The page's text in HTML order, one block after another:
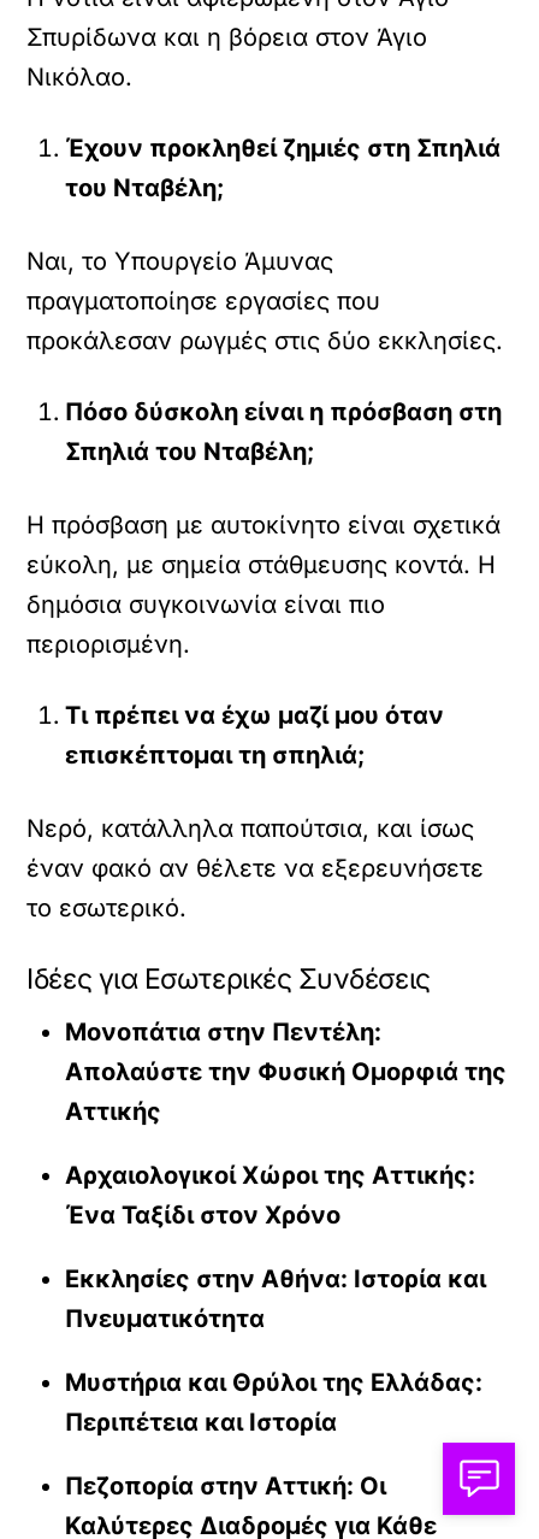
Σπυρίδωνα και η βόρεια στον Άγιο
Νικόλαο.
Έχουν προκληθεί ζημιές στη Σπηλιά
του Νταβέλη;
Ναι, το Υπουργείο Άμυνας
πραγματοποίησε εργασίες που
προκάλεσαν ρωγμές στις δύο εκκλησίες.
Πόσο δύσκολη είναι η πρόσβαση στη
Σπηλιά του Νταβέλη;
Η πρόσβαση με αυτοκίνητο είναι σχετικά
εύκολη, με σημεία στάθμευσης κοντά. Η
δημόσια συγκοινωνία είναι πιο
περιορισμένη.
Τι πρέπει να έχω μαζί μου όταν
επισκέπτομαι τη σπηλιά;
Νερό, κατάλληλα παπούτσια, και ίσως
έναν φακό αν θέλετε να εξερευνήσετε
το εσωτερικό.
Ιδέες για Εσωτερικές Συνδέσεις
Μονοπάτια στην Πεντέλη:
Απολαύστε την Φυσική Ομορφιά της
Αττικής
Αρχαιολογικοί Χώροι της Αττικής:
Ένα Ταξίδι στον Χρόνο
Εκκλησίες στην Αθήνα: Ιστορία και
Πνευματικότητα
Μυστήρια και Θρύλοι της Ελλάδας:
Περιπέτεια και Ιστορία
Πεζοπορία στην Αττική: Οι
Καλύτερες Διαδρομές για Κάθε